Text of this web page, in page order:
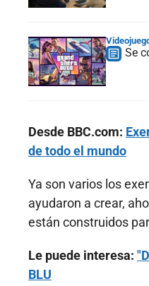
Se
Desde BBC.com:
de todo el mundo
Ya son varios los
ayudaron a crear,
están construidos
Le puede interesa:
BLU